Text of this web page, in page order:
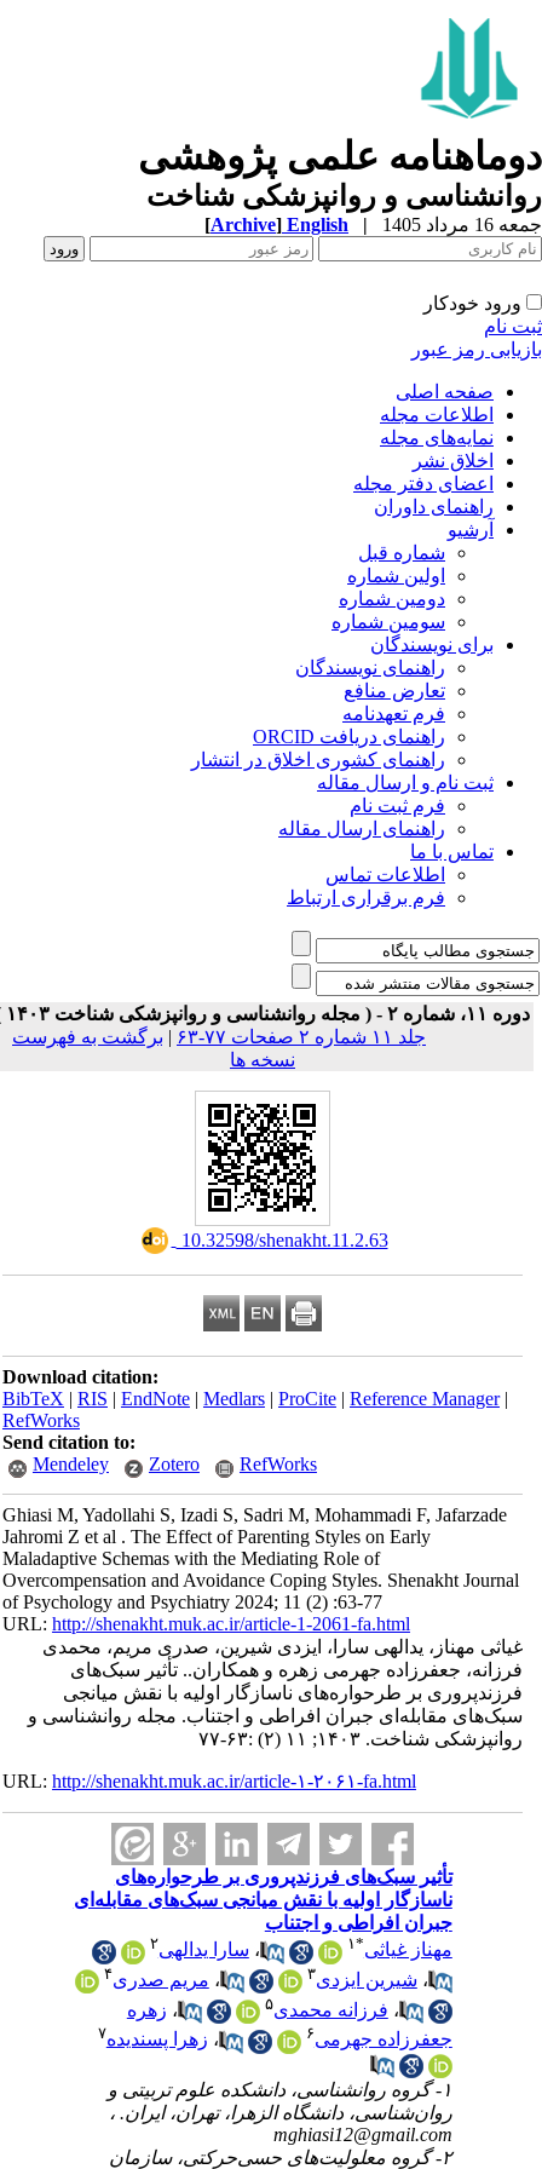
علمی پژوهشی
و روانپزشکی شناخت
مرداد 1405 |
English
[Archive]
ورود خودکار
نام
رمز عبور
صفحه اصلی
اطلاعات مجله
نمایه‌های مجله
اخلاق نشر
اعضای دفتر مجله
راهنمای داوران
آرشیو
شماره قبل
اولین شماره
دومین شماره
سومین شماره
برای نویسندگان
راهنمای نویسندگان
تعارض منافع
فرم تعهدنامه
راهنمای دریافت ORCID
راهنمای کشوری اخلاق در انتشار
ثبت نام و ارسال مقاله
فرم ثبت نام
راهنمای ارسال مقاله
تماس با ما
اطلاعات تماس
فرم برقراری ارتباط
شماره ۲ - ( مجله روانشناسی و روانپزشکی شناخت ۱۴۰۳ )
جلد ۱۱ شماره ۲ صفحات ۷۷-۶۳
| برگشت به فهرست
نسخه ها
‎ 10.32598/shenakht.11.2.63
Download citation:
BibTeX|RIS|EndNote|Medlars|ProCite|Reference Manager
RefWorks
Send citation to:
Mendeley
Zotero RefWorks
Ghiasi M, Yadollahi S, Izadi S, Sadri M, Mohammadi F, Jafarzade
Jahromi Z et al . The Effect of Parenting Styles on Early
Maladaptive Schemas with the Mediating Role of
Overcompensation and Avoidance Coping Styles. Shenakht Journal
of Psychology and Psychiatry 2024; 11 (2) :63-77
URL:http://shenakht.muk.ac.ir/article-1-2061-fa.html
غیاثی مهناز، یدالهی سارا، ایزدی شیرین، صدری مریم، محمدی
فرزانه، جعفرزاده جهرمی زهره و همکاران.. تأثیر سبک‌های
فرزندپروری بر طرحواره‌های ناسازگار اولیه با نقش میانجی
سبک‌های مقابله‌ای ‌جبران افراطی و اجتناب. مجله روانشناسی و
روانپزشکی شناخت. ۱۴۰۳; ۱۱ (۲) :۶۳-۷۷
URL:http://shenakht.muk.ac.ir/article-۱-۲۰۶۱-fa.html
تأثیر سبک‌های فرزندپروری بر طرحواره‌های
ناسازگار اولیه با نقش میانجی سبک‌های مقابله‌ای
‌جبران افراطی و اجتناب
مهناز غیاثی
۱ ،سارا یدالهی
،شیرین ایزدی ،مریم صدری
،فرزانه محمدی ،زهره
جعفرزاده جهرمی
،زهرا پسندیده
۱- گروه روانشناسی، دانشکده علوم تربیتی و
روان‌شناسی، دانشگاه الزهرا، تهران، ایران. ،
mghiasi12@gmail.com
۲- گروه معلولیت‌های حسی‌حرکتی، سازمان